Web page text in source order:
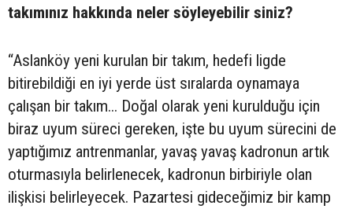
takımınız hakkında neler söyleyebilir siniz?
“Aslanköy yeni kurulan bir takım, hedefi ligde
bitirebildiği en iyi yerde üst sıralarda oynamaya
çalışan bir takım... Doğal olarak yeni kurulduğu için
biraz uyum süreci gereken, işte bu uyum sürecini de
yaptığımız antrenmanlar, yavaş yavaş kadronun artık
oturmasıyla belirlenecek, kadronun birbiriyle olan
ilişkisi belirleyecek. Pazartesi gideceğimiz bir kamp